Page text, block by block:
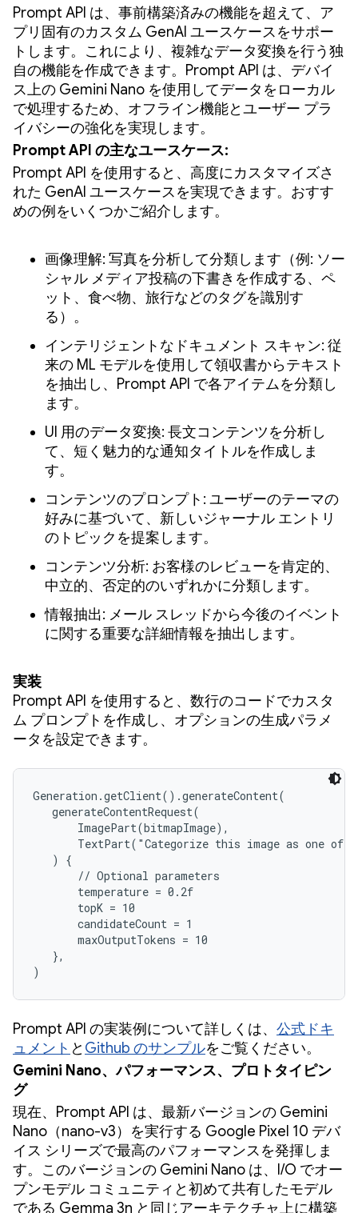
Prompt API は、事前構築済みの機能を超えて、ア
プリ固有のカスタム GenAI ユースケースをサポー
トします。これにより、複雑なデータ変換を行う独
自の機能を作成できます。Prompt API は、デバイ
ス上の Gemini Nano を使用してデータをローカル
で処理するため、オフライン機能とユーザー プラ
イバシーの強化を実現します。
Prompt API の主なユースケース:
Prompt API を使用すると、高度にカスタマイズさ
れた GenAI ユースケースを実現できます。おすす
めの例をいくつかご紹介します。
画像理解: 写真を分析して分類します（例: ソー
シャル メディア投稿の下書きを作成する、ペ
ット、食べ物、旅行などのタグを識別す
る）。
インテリジェントなドキュメント スキャン: 従
来の ML モデルを使用して領収書からテキスト
を抽出し、Prompt API で各アイテムを分類し
ます。
UI 用のデータ変換: 長文コンテンツを分析し
て、短く魅力的な通知タイトルを作成しま
す。
コンテンツのプロンプト: ユーザーのテーマの
好みに基づいて、新しいジャーナル エントリ
のトピックを提案します。
コンテンツ分析: お客様のレビューを肯定的、
中立的、否定的のいずれかに分類します。
情報抽出: メール スレッドから今後のイベント
に関する重要な詳細情報を抽出します。
実装
Prompt API を使用すると、数行のコードでカスタ
ム プロンプトを作成し、オプションの生成パラメ
ータを設定できます。
Generation.getClient().generateContent(
   generateContentRequest(
       ImagePart(bitmapImage),
TextPart("Categorize this image as one of
   ) {
       // Optional parameters
       temperature = 0.2f
       topK = 10
       candidateCount = 1
       maxOutputTokens = 10
   },
)
Prompt API の実装例について詳しくは、 公式ドキ
ュメント と Github のサンプルをご覧ください。
Gemini Nano、パフォーマンス、プロトタイピン
グ
現在、Prompt API は、最新バージョンの Gemini
Nano（nano-v3）を実行する Google Pixel 10 デバ
イス シリーズで最高のパフォーマンスを発揮しま
す。このバージョンの Gemini Nano は、I/O でオー
プンモデル コミュニティと初めて共有したモデル
である Gemma 3n と同じアーキテクチャ上に構築